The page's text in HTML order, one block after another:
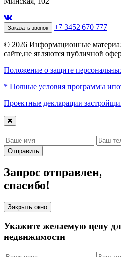
Заказать звонок +7 3452 670 777
© 2026 Информационные
сайте,не являются публичной
Положение о защите
* Полные условия программы
Проектные декларации
Отправить
Запрос отправлен,
спасибо!
Закрыть окно
Укажите желаемую цену
недвижимости